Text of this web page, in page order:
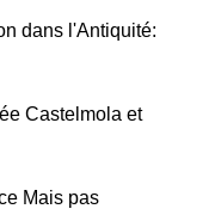
dans l'Antiquité:
Castelmola et
Mais pas